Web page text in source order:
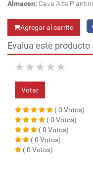
Almacen: Cava Alta Piantini
Agregar al carrito
Evalua este producto
★
★
★
★
★
Votar
( 0 Votos)
( 0 Votos)
( 0 Votos)
( 0 Votos)
( 0 Votos)